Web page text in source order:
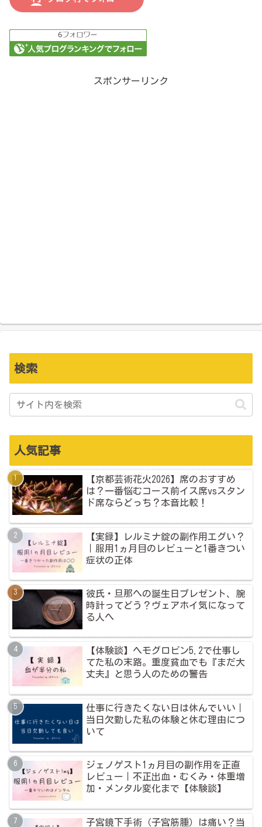
スポンサーリンク
検索
人気記事
【京都芸術花火2026】席のおすすめ
は？一番悩むコース前イス席vsスタン
ド席ならどっち？本音比較！
【実録】レルミナ錠の副作用エグい？
｜服用1ヵ月目のレビューと1番きつい
症状の正体
彼氏・旦那への誕生日プレゼント、腕
時計ってどう？ヴェアホイ気になって
る人へ
【体験談】ヘモグロビン5.2で仕事し
てた私の末路。重度貧血でも『まだ大
丈夫』と思う人のための警告
仕事に行きたくない日は休んでいい｜
当日欠勤した私の体験と休む理由につ
いて
ジェノゲスト1ヵ月目の副作用を正直
レビュー｜不正出血・むくみ・体重増
加・メンタル変化まで【体験談】
子宮鏡下手術（子宮筋腫）は痛い？当